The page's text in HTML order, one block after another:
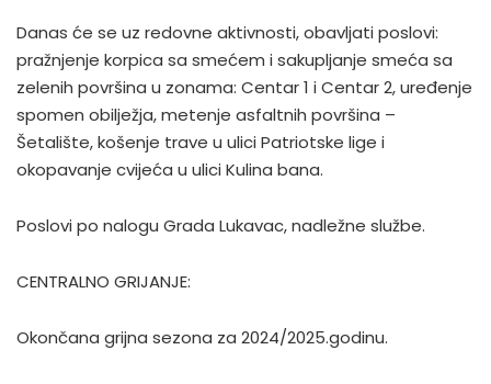
Danas će se uz redovne aktivnosti, obavljati poslovi:
pražnjenje korpica sa smećem i sakupljanje smeća sa
zelenih površina u zonama: Centar 1 i Centar 2, uređenje
spomen obilježja, metenje asfaltnih površina –
Šetalište, košenje trave u ulici Patriotske lige i
okopavanje cvijeća u ulici Kulina bana.
Poslovi po nalogu Grada Lukavac, nadležne službe.
CENTRALNO GRIJANJE:
Okončana grijna sezona za 2024/2025.godinu.